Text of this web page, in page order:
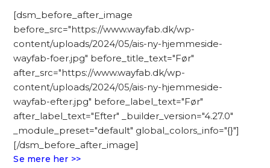
[dsm_before_after_image
before_src="https://www.wayfab.dk/wp-
content/uploads/2024/05/ais-ny-hjemmeside-
wayfab-foer.jpg" before_title_text="Før"
after_src="https://www.wayfab.dk/wp-
content/uploads/2024/05/ais-ny-hjemmeside-
wayfab-efter.jpg" before_label_text="Før"
after_label_text="Efter" _builder_version="4.27.0"
_module_preset="default" global_colors_info="{}"]
[/dsm_before_after_image]
Se mere her >>